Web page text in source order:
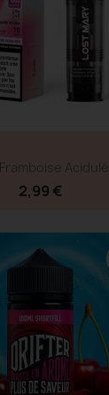
2,99 €